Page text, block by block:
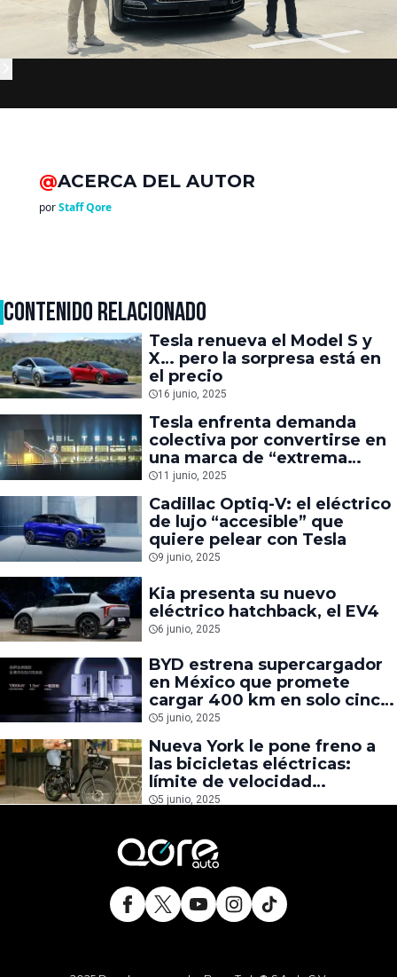
@ACERCA DEL AUTOR
porStaff Qore
CONTENIDO RELACIONADO
Tesla renueva el Model S y
X… pero la sorpresa está en
el precio
16 junio, 2025
Tesla enfrenta demanda
colectiva por convertirse en
una marca de “extrema
derecha”
11 junio, 2025
Cadillac Optiq-V: el eléctrico
de lujo “accesible” que
quiere pelear con Tesla
9 junio, 2025
Kia presenta su nuevo
eléctrico hatchback, el EV4
6 junio, 2025
BYD estrena supercargador
en México que promete
cargar 400 km en solo cinco
minutos
5 junio, 2025
Nueva York le pone freno a
las bicicletas eléctricas:
límite de velocidad
confirmado
5 junio, 2025